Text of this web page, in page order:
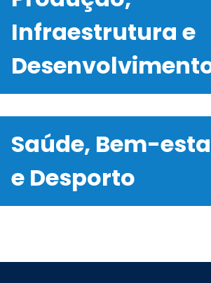
Infraestrutura e
Saúde, Bem-
e Desporto